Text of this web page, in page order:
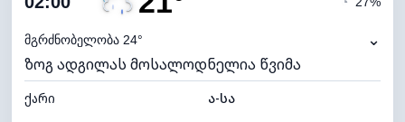
ნამის წერტილი
ხილვადობა
10 კმ
განათების ინდექსი 0 (ბნელი)
მგრძნობელობა 24° ⌄
ზოგ ადგილას მოსალოდნელია წვიმა
ქარი
ა-სა